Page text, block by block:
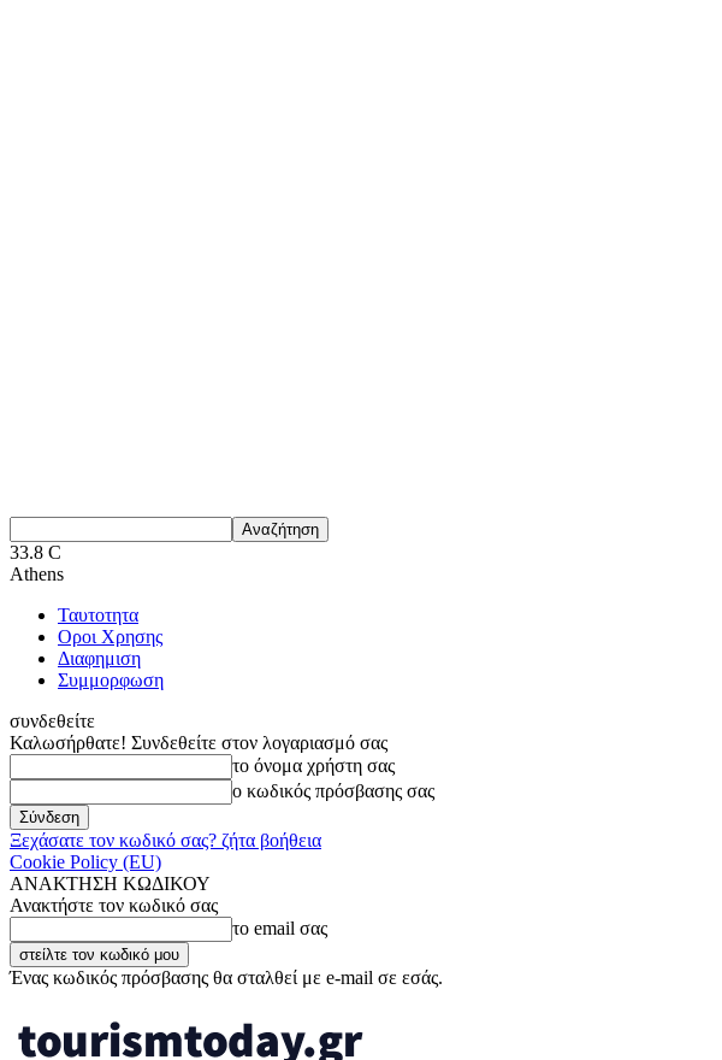
33.8 C
Athens
Ταυτοτητα
Οροι Χρησης
Διαφημιση
Συμμορφωση
συνδεθείτε
Καλωσήρθατε! Συνδεθείτε στον λογαριασμό σας
το όνομα χρήστη σας
ο κωδικός πρόσβασης σας
Ξεχάσατε τον κωδικό σας? ζήτα βοήθεια
Cookie Policy (EU)
ΑΝΑΚΤΗΣΗ ΚΩΔΙΚΟΥ
Ανακτήστε τον κωδικό σας
το email σας
Ένας κωδικός πρόσβασης θα σταλθεί με e-mail σε εσάς.